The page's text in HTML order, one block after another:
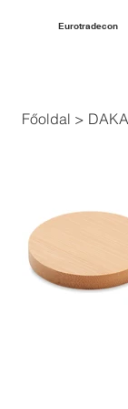
Eurotradecon
Főoldal >